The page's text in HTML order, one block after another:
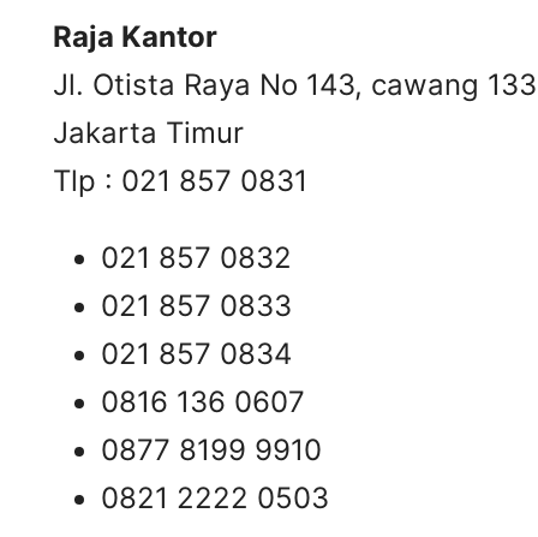
Raja Kantor
Jl. Otista Raya No 143, cawang
Jakarta Timur
Tlp : 021 857 0831
021 857 0832
021 857 0833
021 857 0834
0816 136 0607
0877 8199 9910
0821 2222 0503